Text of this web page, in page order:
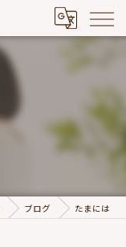
ブログ たまには